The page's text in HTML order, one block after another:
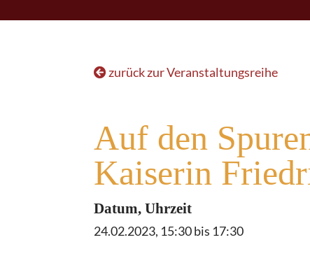
zurück zur Veranstaltungsreihe
Auf den
Kaiserin
Datum, Uhrzeit
24.02.2023, 15:30 bis 17:30